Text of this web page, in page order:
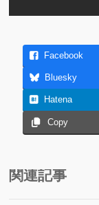
Facebook
Bluesky
Hatena
Copy
関連記事